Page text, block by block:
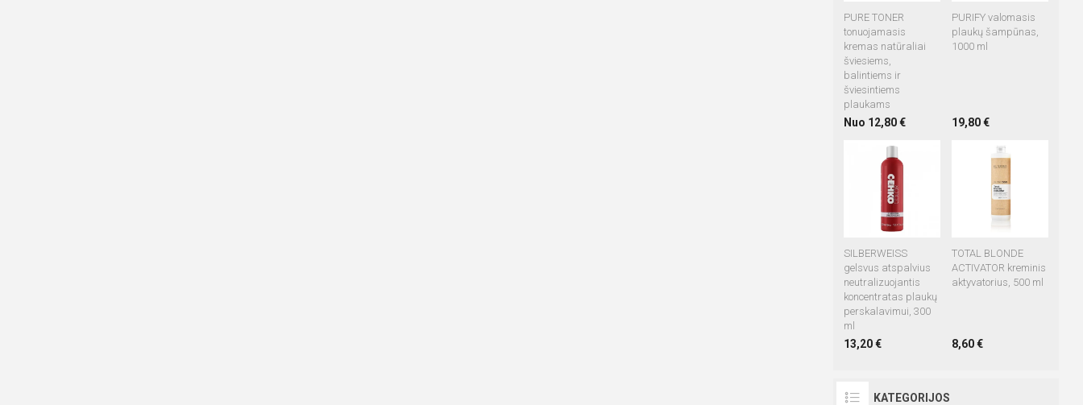
PURE TONER
tonuojamasis
kremas natūraliai
šviesiems,
balintiems ir
šviesintiems
plaukams
Nuo 12,80 €
PURIFY valomasis
plaukų šampūnas,
1000 ml
19,80 €
SILBERWEISS
gelsvus atspalvius
neutralizuojantis
koncentratas plaukų
perskalavimui, 300
ml
13,20 €
TOTAL BLONDE
ACTIVATOR kreminis
aktyvatorius, 500 ml
8,60 €
KATEGORIJOS